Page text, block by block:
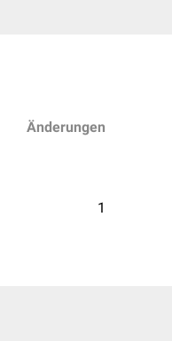
Änderungen
1